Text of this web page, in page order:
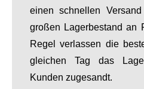
einen schnellen
großen Lagerbestand an
Regel verlassen die
gleichen Tag das
Kunden zugesandt.